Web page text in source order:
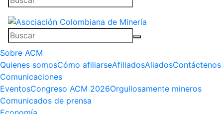
Sobre ACM
Quienes somosCómo afiliarseAfiliadosAliadosContáctenos
Comunicaciones
EventosCongreso ACM 2026Orgullosamente mineros
Comunicados de prensa